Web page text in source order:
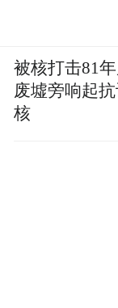
被核打击81
废墟旁响起
核